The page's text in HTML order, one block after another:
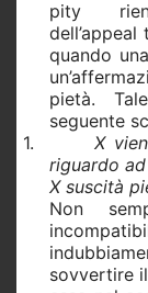
pity
quando
pietà.
seguente
1.
X
riguardo ad
X suscità
Non
sovvertire